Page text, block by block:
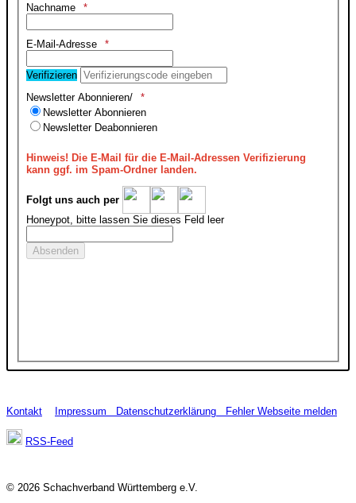
Nachname
E-Mail-Adresse
Verifizieren
Newsletter Abonnieren/
Newsletter Abonnieren
Newsletter Deabonnieren
Hinweis!Die E-Mail für die E-Mail-Adressen Verifizierung
kann ggf. im Spam-Ordner landen.
Folgt uns auch per
Honeypot, bitte lassen Sie dieses Feld leer
Kontakt Impressum Datenschutzerklärung Fehler Webseite melden
RSS-Feed
© 2026 Schachverband Württemberg e.V.